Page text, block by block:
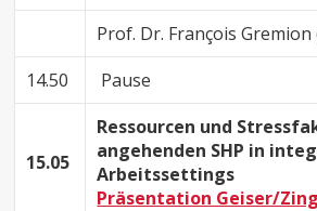
Prof. Dr. François Gremion
14.50
Pause
15.05
Ressourcen und
angehenden SHP in
Arbeitssettings
Präsentation Geiser/